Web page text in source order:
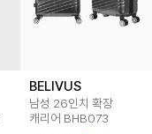
BELIVUS
남성 26인치 확장
캐리어 BHB073